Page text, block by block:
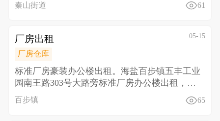
秦山街道 61
厂房出租 05-15
厂房仓库
标准厂房豪装办公楼出租。海盐百步镇五丰工业
园南王路303号大路旁标准厂房办公楼出租，三
楼面积2300
百步镇 65